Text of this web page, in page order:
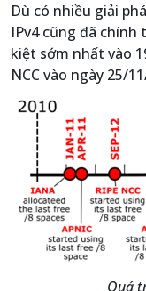
Dù có nhiều giải
IPv4 cũng đã chính
kiệt sớm nhất vào
NCC vào ngày 25/
Quá